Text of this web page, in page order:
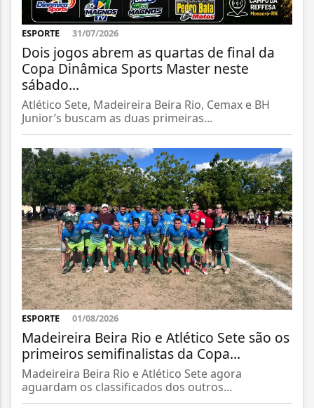
ESPORTE 31/07/2026
Dois jogos abrem as quartas de final da
Copa Dinâmica Sports Master neste
sábado...
Atlético Sete, Madeireira Beira Rio, Cemax e BH
Junior’s buscam as duas primeiras...
ESPORTE 01/08/2026
Madeireira Beira Rio e Atlético Sete são os
primeiros semifinalistas da Copa...
Madeireira Beira Rio e Atlético Sete agora
aguardam os classificados dos outros...